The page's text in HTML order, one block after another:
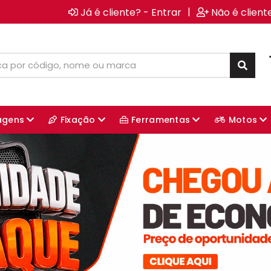
Já é cliente? - Entrar | Não é
Fixação Ferramentas Motos